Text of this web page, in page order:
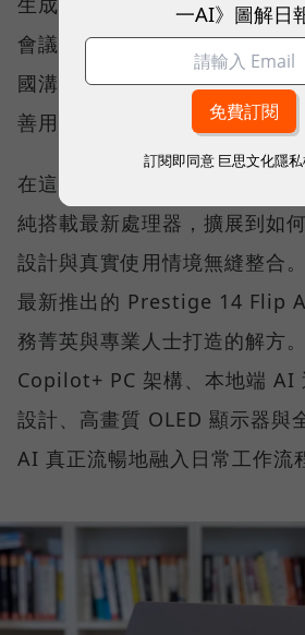
會議記錄、文件撰寫、資料搜
國溝通，每位知識工作者都開
善用 AI 嗎？我的硬體跟得上生
在這樣的氛圍下，市場對 AI
純搭載最新處理器，擴展到如
設計與真實使用情境無縫整合
最新推出的 Prestige 14 Flip
務菁英與專業人士打造的解方
Copilot+ PC 架構、本地端 AI
設計、高畫質 OLED 顯示器與
AI 真正流暢地融入日常工作流
一AI》圖解日
訂閱即同意 巨思文化隱